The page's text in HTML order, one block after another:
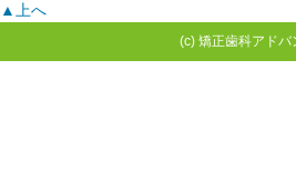
▲上へ
(c) 矯正歯科アドバ